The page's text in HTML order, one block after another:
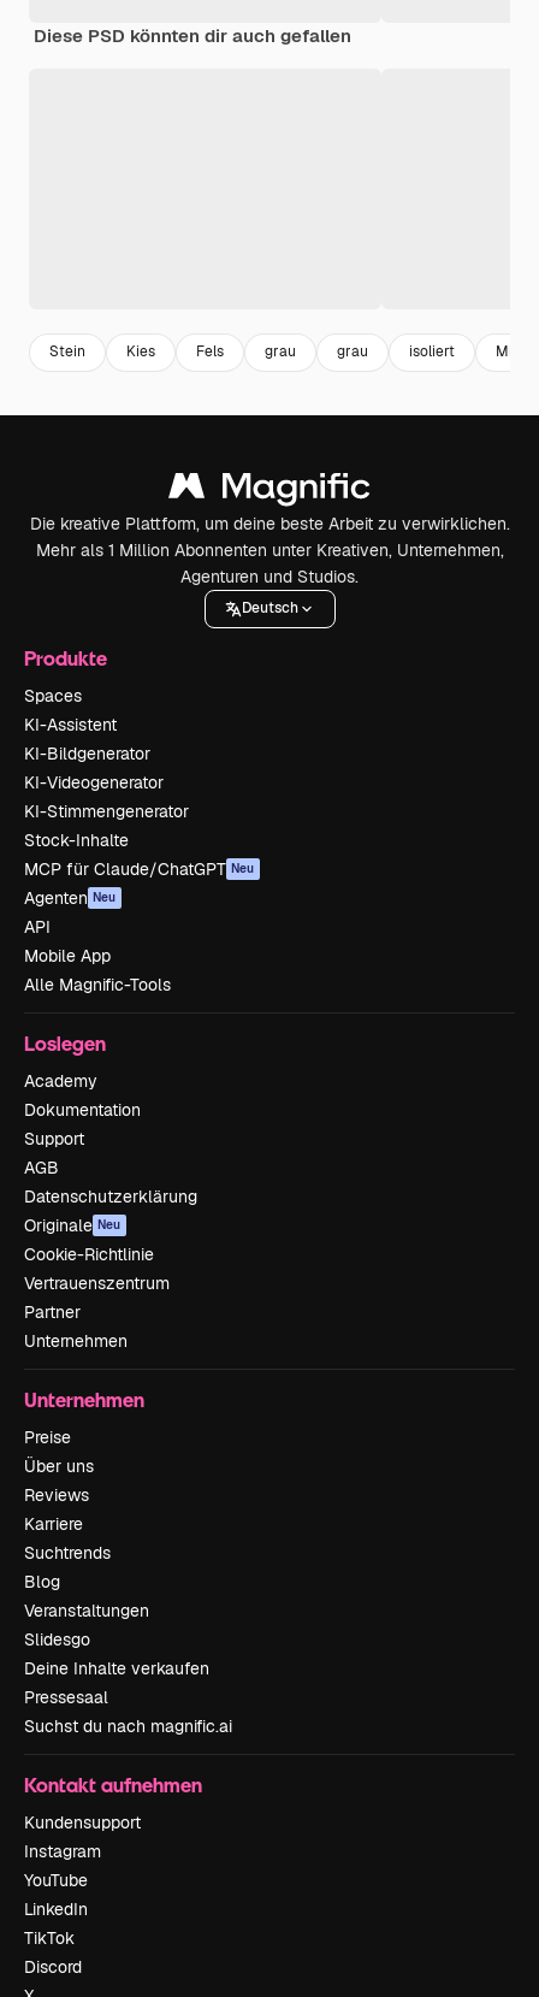
Diese PSD könnten dir auch gefallen
Stein Kies Fels grau grau isoliert
Die kreative Plattform, um deine beste Arbeit zu verwirklichen.
Mehr als 1 Million Abonnenten unter Kreativen, Unternehmen,
Agenturen und Studios.
Deutsch
Produkte
Spaces
KI-Assistent
KI-Bildgenerator
KI-Videogenerator
KI-Stimmengenerator
Stock-Inhalte
MCP für Claude/ChatGPT Neu
Agenten Neu
API
Mobile App
Alle Magnific-Tools
Loslegen
Academy
Dokumentation
Support
AGB
Datenschutzerklärung
Originale Neu
Cookie-Richtlinie
Vertrauenszentrum
Partner
Unternehmen
Unternehmen
Preise
Über uns
Reviews
Karriere
Suchtrends
Blog
Veranstaltungen
Slidesgo
Deine Inhalte verkaufen
Pressesaal
Suchst du nach magnific.ai
Kontakt aufnehmen
Kundensupport
Instagram
YouTube
LinkedIn
TikTok
Discord